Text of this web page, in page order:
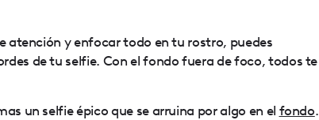
atención y enfocar todo en tu rostro, puedes
de tu selfie. Con el fondo fuera de foco, todos te
un selfie épico que se arruina por algo en el fondo.